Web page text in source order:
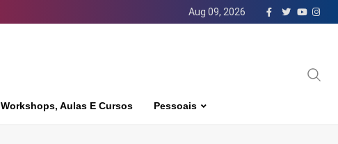
Aug 09, 2026
Workshops, Aulas E Cursos Pessoais